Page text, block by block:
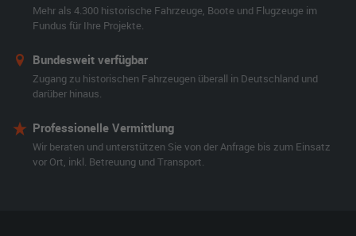
Mehr als 4.300 historische Fahrzeuge, Boote und Flugzeuge im
Fundus für Ihre Projekte.
Bundesweit verfügbar
Zugang zu historischen Fahrzeugen überall in Deutschland und
darüber hinaus.
Professionelle Vermittlung
Wir beraten und unterstützen Sie von der Anfrage bis zum Einsatz
vor Ort, inkl. Betreuung und Transport.